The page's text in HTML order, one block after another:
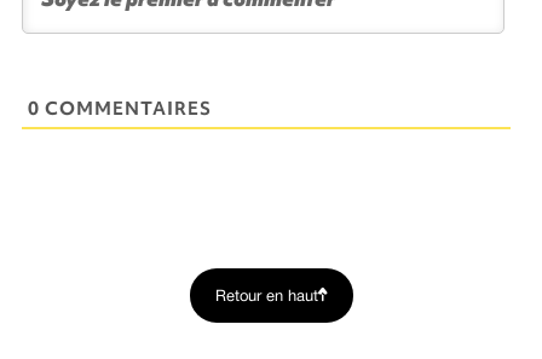
0 COMMENTAIRES
Retour en haut